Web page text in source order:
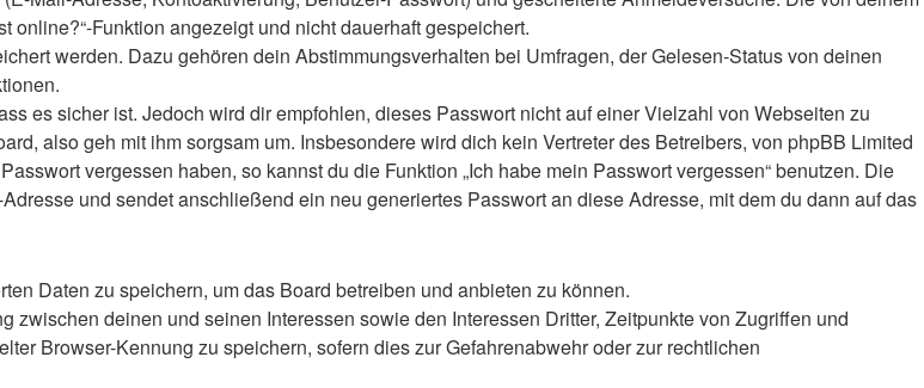
online?“-Funktion angezeigt und nicht dauerhaft gespeichert.
werden. Dazu gehören dein Abstimmungsverhalten bei Umfragen, der Gelesen-Status von deinen
es sicher ist. Jedoch wird dir empfohlen, dieses Passwort nicht auf einer Vielzahl von Webseiten zu
also geh mit ihm sorgsam um. Insbesondere wird dich kein Vertreter des Betreibers, von phpBB Limited
vergessen haben, so kannst du die Funktion „Ich habe mein Passwort vergessen“ benutzen. Die
und sendet anschließend ein neu generiertes Passwort an diese Adresse, mit dem du dann auf das
Daten zu speichern, um das Board betreiben und anbieten zu können.
deinen und seinen Interessen sowie den Interessen Dritter, Zeitpunkte von Zugriffen und
Browser-Kennung zu speichern, sofern dies zur Gefahrenabwehr oder zur rechtlichen